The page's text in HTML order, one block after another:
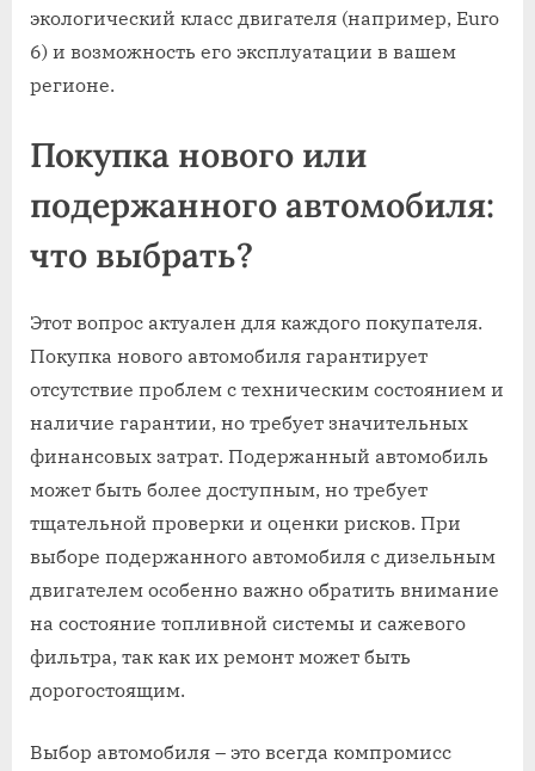
экологический класс двигателя (например, Euro
6) и возможность его эксплуатации в вашем
регионе.
Покупка нового или
подержанного автомобиля:
что выбрать?
Этот вопрос актуален для каждого покупателя.
Покупка нового автомобиля гарантирует
отсутствие проблем с техническим состоянием и
наличие гарантии, но требует значительных
финансовых затрат. Подержанный автомобиль
может быть более доступным, но требует
тщательной проверки и оценки рисков. При
выборе подержанного автомобиля с дизельным
двигателем особенно важно обратить внимание
на состояние топливной системы и сажевого
фильтра, так как их ремонт может быть
дорогостоящим.
Выбор автомобиля – это всегда компромисс